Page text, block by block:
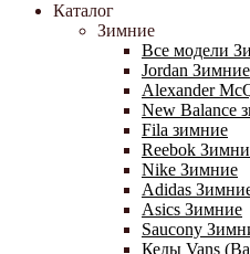
Каталог
Зимние
Все модели
Jordan Зимние
Alexander
New Balance
Fila зимние
Reebok
Nike Зимние
Adidas
Asics Зимние
Saucony
Кеды Vans